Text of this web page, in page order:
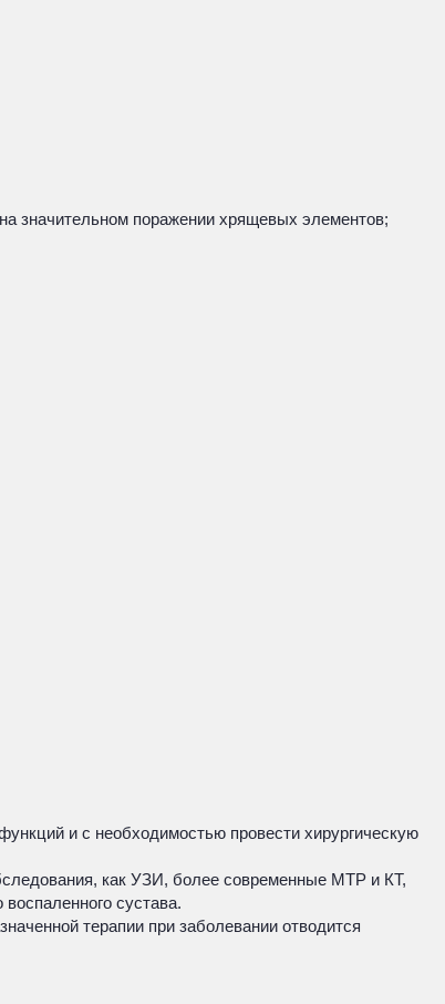
значительном поражении хрящевых элементов;
и с необходимостью провести хирургическую
как УЗИ, более современные МТР и КТ,
сустава.
терапии при заболевании отводится